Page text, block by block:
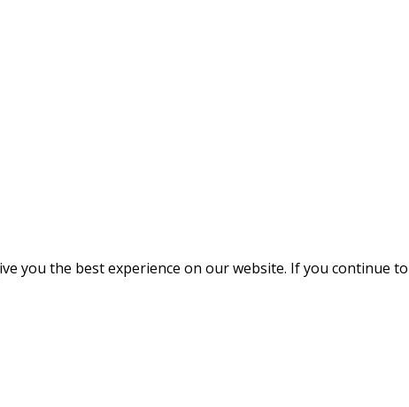
you the best experience on our website. If you continue